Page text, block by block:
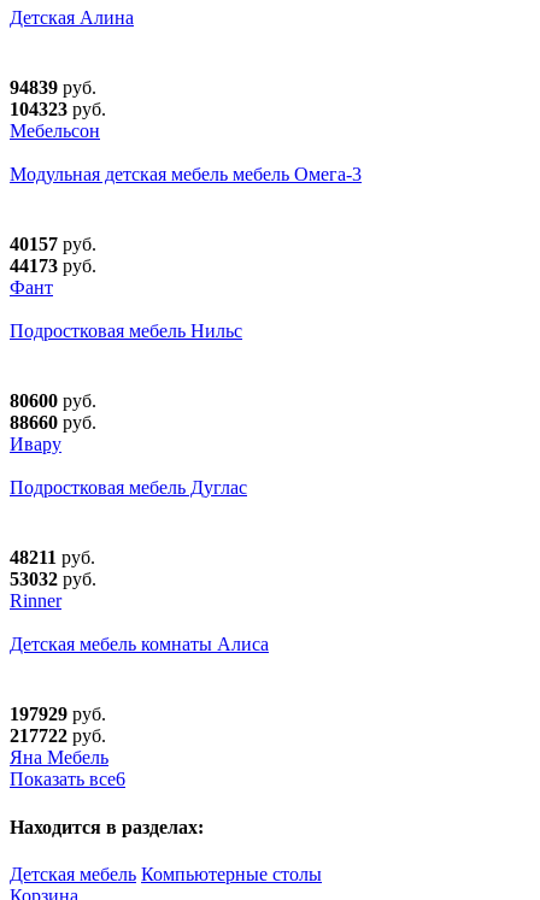
Детская Алина
94839 руб.
104323 руб.
Мебельсон
Модульная детская мебель мебель Омега-3
40157 руб.
44173 руб.
Фант
Подростковая мебель Нильс
80600 руб.
88660 руб.
Ивару
Подростковая мебель Дуглас
48211 руб.
53032 руб.
Rinner
Детская мебель комнаты Алиса
197929 руб.
217722 руб.
Яна Мебель
Показать все6
Находится в разделах:
Детская мебель Компьютерные столы
Корзина